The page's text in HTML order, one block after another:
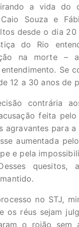
a vida do
Caio Souza e
desde o dia
do Rio
na morte –
Se
12 a 30 anos de
contrária
feita
agravantes para
aumentada
e pela
no STJ,
os réus sejam
o rojão sem